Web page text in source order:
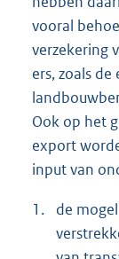
vooral
verzekering
ers, zoals
Ook op het
export
input van
1.
de